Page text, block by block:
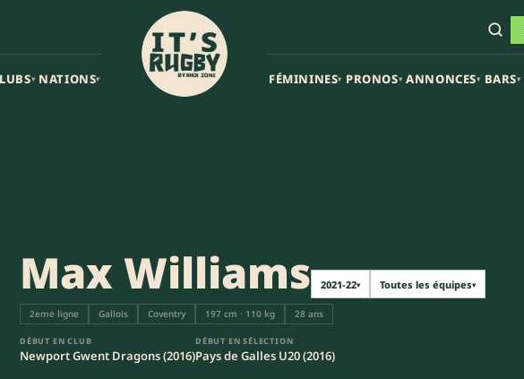
▾ NATIONS▾ FÉMININES▾ PRONOS▾ ANNONCES▾ BARS▾
Max Williams 2021-22▾ Toutes les équipes▾
2eme ligne Gallois Coventry 197 cm · 110 kg 28 ans
DÉBUT EN CLUB
Newport Gwent Dragons (2016)
DÉBUT EN SÉLECTION
Pays de Galles U20 (2016)